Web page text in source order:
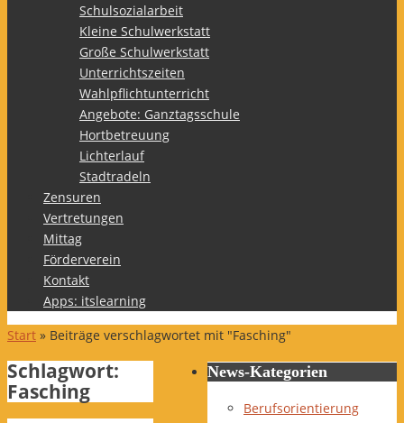
Schulsozialarbeit
Kleine Schulwerkstatt
Große Schulwerkstatt
Unterrichtszeiten
Wahlpflichtunterricht
Angebote: Ganztagsschule
Hortbetreuung
Lichterlauf
Stadtradeln
Zensuren
Vertretungen
Mittag
Förderverein
Kontakt
Apps: itslearning
Start » Beiträge verschlagwortet mit "Fasching"
Schlagwort:
Fasching
News-Kategorien
Berufsorientierung